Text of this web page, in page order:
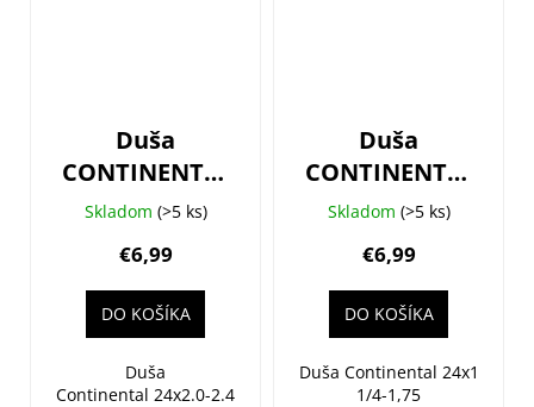
Duša
CONTINENTAL
Compact 24
autoventil
Skladom (>5 ks)
€6,99
DO KOŠÍKA
Duša
Continental 24x2.0-2.4
Duša
CONTINENTAL
Compact 24 -
Skladom (>5 ks)
€6,99
DO KOŠÍKA
Duša Continental 24x1
1/4-1,75